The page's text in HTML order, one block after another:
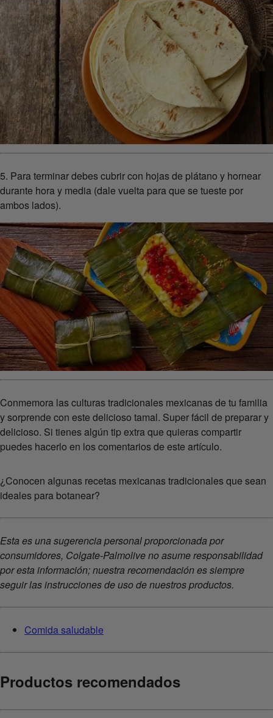
5. Para terminar debes cubrir con hojas de plátano y hornear
durante hora y media (dale vuelta para que se tueste por
ambos lados).
Conmemora las culturas tradicionales mexicanas de tu familia
y sorprende con este delicioso tamal. Super fácil de preparar y
delicioso. Si tienes algún tip extra que quieras compartir
puedes hacerlo en los comentarios de este artículo.
¿Conocen algunas recetas mexicanas tradicionales que sean
ideales para botanear?
Esta es una sugerencia personal proporcionada por
consumidores, Colgate-Palmolive no asume responsabilidad
por esta información; nuestra recomendación es siempre
seguir las instrucciones de uso de nuestros productos.
Comida saludable
Productos recomendados